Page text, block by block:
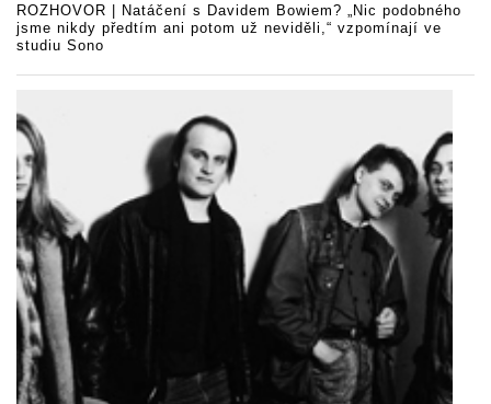
ROZHOVOR | Natáčení s Davidem Bowiem? „Nic podobného
jsme nikdy předtím ani potom už neviděli,“ vzpomínají ve
studiu Sono